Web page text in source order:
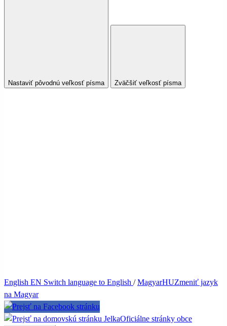
Nastaviť pôvodnú veľkosť písma Zväčšiť veľkosť písma
English EN Switch language to English /MagyarHUZmeniť jazyk
na Magyar
JelkaOficiálne stránky obce